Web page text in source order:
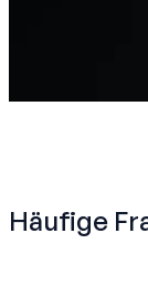
Häufige